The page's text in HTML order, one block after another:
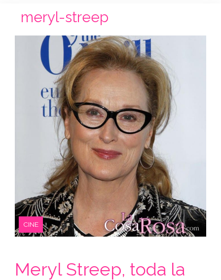
meryl-streep
CINE
Meryl Streep, toda la